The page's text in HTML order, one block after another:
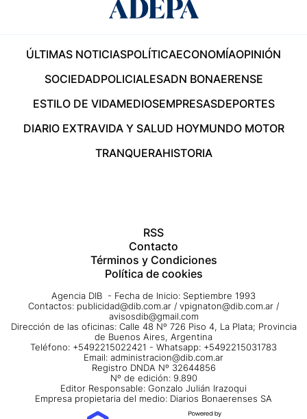
ÚLTIMAS NOTICIASPOLÍTICAECONOMÍAOPINIÓN
SOCIEDADPOLICIALESADN BONAERENSE
ESTILO DE VIDAMEDIOSEMPRESASDEPORTES
DIARIO EXTRAVIDA Y SALUD HOYMUNDO MOTOR
TRANQUERAHISTORIA
RSS
Contacto
Términos y Condiciones
Política de cookies
Agencia DIB - Fecha de Inicio: Septiembre 1993
Contactos: publicidad@dib.com.ar / vpignaton@dib.com.ar /
avisosdib@gmail.com
Dirección de las oficinas: Calle 48 Nº 726 Piso 4, La Plata; Provincia
de Buenos Aires, Argentina
Teléfono: +5492215022421 - Whatsapp: +5492215031783
Email: administracion@dib.com.ar
Registro DNDA Nº 32644856
Nº de edición: 9.890
Editor Responsable: Gonzalo Julián Irazoqui
Empresa propietaria del medio: Diarios Bonaerenses SA